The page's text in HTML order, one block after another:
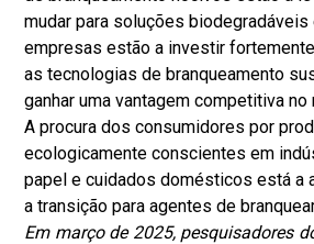
mudar para soluções biodegradáveis
empresas estão a investir
as tecnologias de branqueamento
ganhar uma vantagem competitiva no
A procura dos consumidores por
ecologicamente conscientes em
papel e cuidados domésticos está a
a transição para agentes de
Em março de 2025, pesquisadores